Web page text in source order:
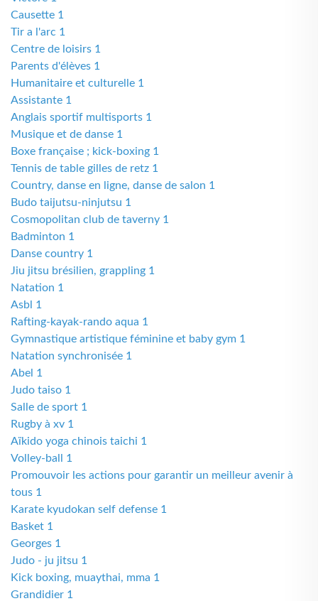
Causette 1
Tir a l'arc 1
Centre de loisirs 1
Parents d'élèves 1
Humanitaire et culturelle 1
Assistante 1
Anglais sportif multisports 1
Musique et de danse 1
Boxe française ; kick-boxing 1
Tennis de table gilles de retz 1
Country, danse en ligne, danse de salon 1
Budo taijutsu-ninjutsu 1
Cosmopolitan club de taverny 1
Badminton 1
Danse country 1
Jiu jitsu brésilien, grappling 1
Natation 1
Asbl 1
Rafting-kayak-rando aqua 1
Gymnastique artistique féminine et baby gym 1
Natation synchronisée 1
Abel 1
Judo taiso 1
Salle de sport 1
Rugby à xv 1
Aïkido yoga chinois taichi 1
Volley-ball 1
Promouvoir les actions pour garantir un meilleur avenir à
tous 1
Karate kyudokan self defense 1
Basket 1
Georges 1
Judo - ju jitsu 1
Kick boxing, muaythai, mma 1
Grandidier 1